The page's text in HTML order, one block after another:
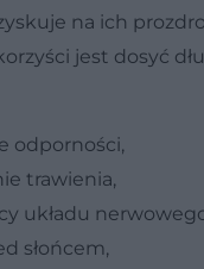
na ich
jest dosyć
odporności,
trawienia,
układu
słońcem,